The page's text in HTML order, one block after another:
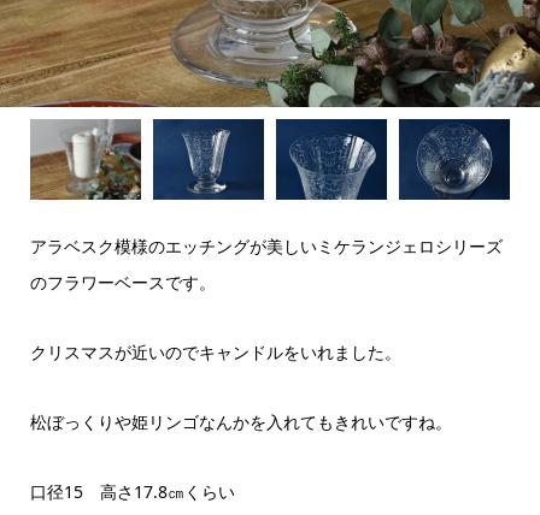
アラベスク模様のエッチングが美しいミケランジェロシリーズ
のフラワーベースです。
クリスマスが近いのでキャンドルをいれました。
松ぼっくりや姫リンゴなんかを入れてもきれいですね。
口径15 高さ17.8㎝くらい